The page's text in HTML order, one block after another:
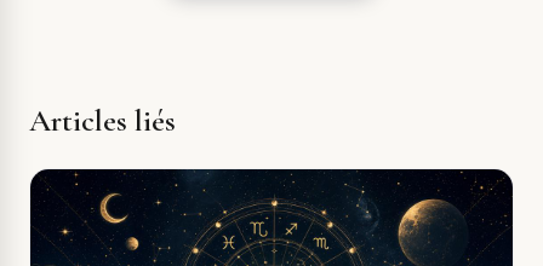
Articles liés